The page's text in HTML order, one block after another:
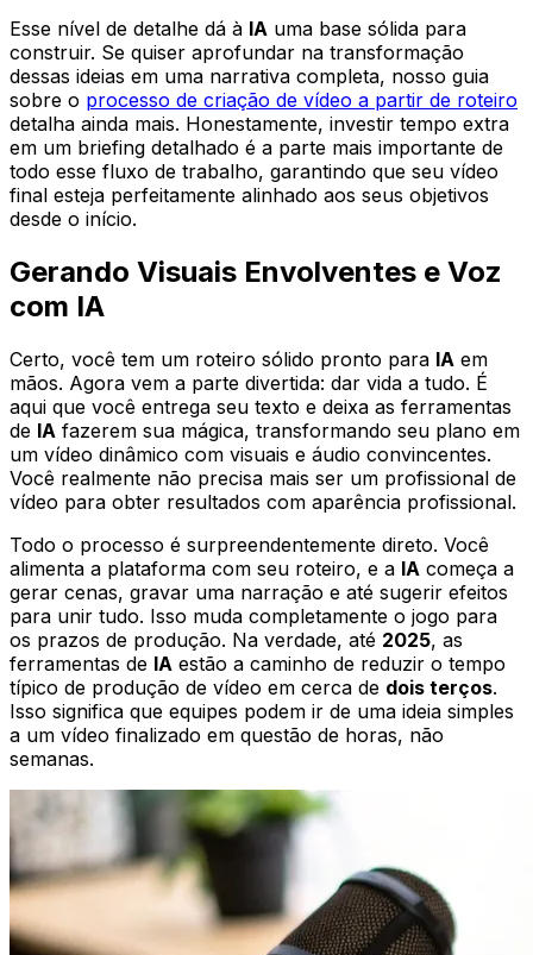
Esse nível de detalhe dá à IA uma base sólida para
construir. Se quiser aprofundar na transformação
dessas ideias em uma narrativa completa, nosso guia
sobre o processo de criação de vídeo a partir de roteiro
detalha ainda mais. Honestamente, investir tempo extra
em um briefing detalhado é a parte mais importante de
todo esse fluxo de trabalho, garantindo que seu vídeo
final esteja perfeitamente alinhado aos seus objetivos
desde o início.
Gerando Visuais Envolventes e Voz
com IA
Certo, você tem um roteiro sólido pronto para IA em
mãos. Agora vem a parte divertida: dar vida a tudo. É
aqui que você entrega seu texto e deixa as ferramentas
de IA fazerem sua mágica, transformando seu plano em
um vídeo dinâmico com visuais e áudio convincentes.
Você realmente não precisa mais ser um profissional de
vídeo para obter resultados com aparência profissional.
Todo o processo é surpreendentemente direto. Você
alimenta a plataforma com seu roteiro, e a IA começa a
gerar cenas, gravar uma narração e até sugerir efeitos
para unir tudo. Isso muda completamente o jogo para
os prazos de produção. Na verdade, até 2025, as
ferramentas de IA estão a caminho de reduzir o tempo
típico de produção de vídeo em cerca de dois terços.
Isso significa que equipes podem ir de uma ideia simples
a um vídeo finalizado em questão de horas, não
semanas.